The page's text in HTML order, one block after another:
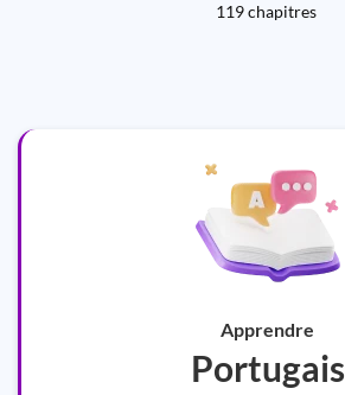
119 chapitres
Apprendre
Portugais